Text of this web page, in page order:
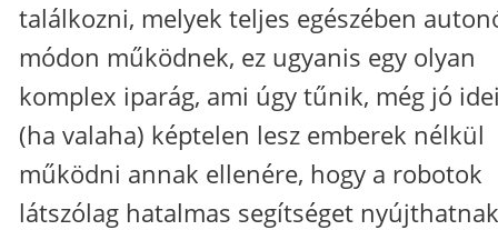
találkozni, melyek teljes egészében
módon működnek, ez ugyanis egy olyan
komplex iparág, ami úgy tűnik, még jó
(ha valaha) képtelen lesz emberek nélkül
működni annak ellenére, hogy a robotok
látszólag hatalmas segítséget nyújthatnak